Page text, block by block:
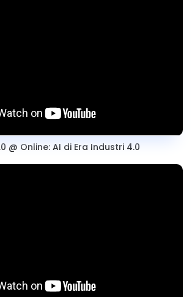
@ Online: AI di Era Industri 4.0